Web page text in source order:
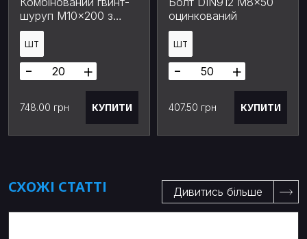
шуруп М10×200 з
подвійною різьбою
(оцинкований) для
монтажу сонячних
панелей
ШТ
- +
748.00 грн КУПИТИ
оцинкований
ШТ
- +
407.50 грн КУПИТИ
СХОЖІ СТАТТІ Дивитись більше